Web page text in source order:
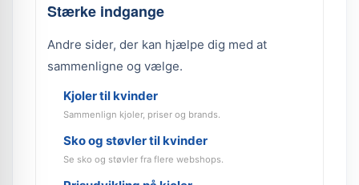
Stærke indgange
Andre sider, der kan hjælpe dig med at
sammenligne og vælge.
Kjoler til kvinder
Sammenlign kjoler, priser og brands.
Sko og støvler til kvinder
Se sko og støvler fra flere webshops.